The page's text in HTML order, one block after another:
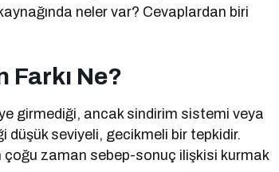
neler var? Cevaplardan biri
Farkı Ne?
girmediği, ancak sindirim sistemi veya
düşük seviyeli, gecikmeli bir tepkidir.
çoğu zaman sebep-sonuç ilişkisi kurmak